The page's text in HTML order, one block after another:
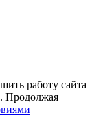
работу сайта
Продолжая